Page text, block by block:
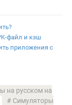
файл и кэш
приложения с
на русском на
Симуляторы